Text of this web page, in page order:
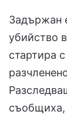
Задържан
убийство
стартира
съобщиха,